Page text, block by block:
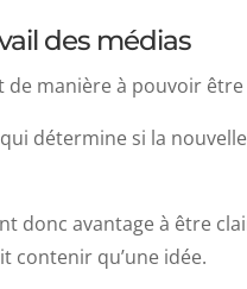
des médias
manière à pouvoir
détermine si la
donc avantage à être
contenir qu’une idée.